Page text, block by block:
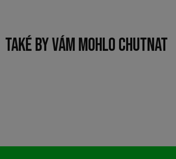
TAKÉ BY VÁM MOHLO CHUTNAT